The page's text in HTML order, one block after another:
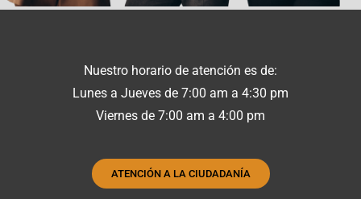
Nuestro horario de atención es de:
Lunes a Jueves de 7:00 am a 4:30 pm
Viernes de 7:00 am a 4:00 pm
ATENCIÓN A LA CIUDADANÍA